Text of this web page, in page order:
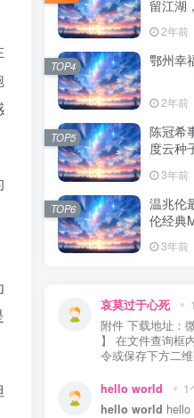
留江湖
2年前
鄂州幸
2年前
TOP4
陈冠希
度云种
门全部
3年前
TOP5
温兆伦
伦经典
3年前
TOP6
哀莫过于心死
附件 下载地址：
】 在文件查询框
令或保存下方二
hello world 1
hello world hello